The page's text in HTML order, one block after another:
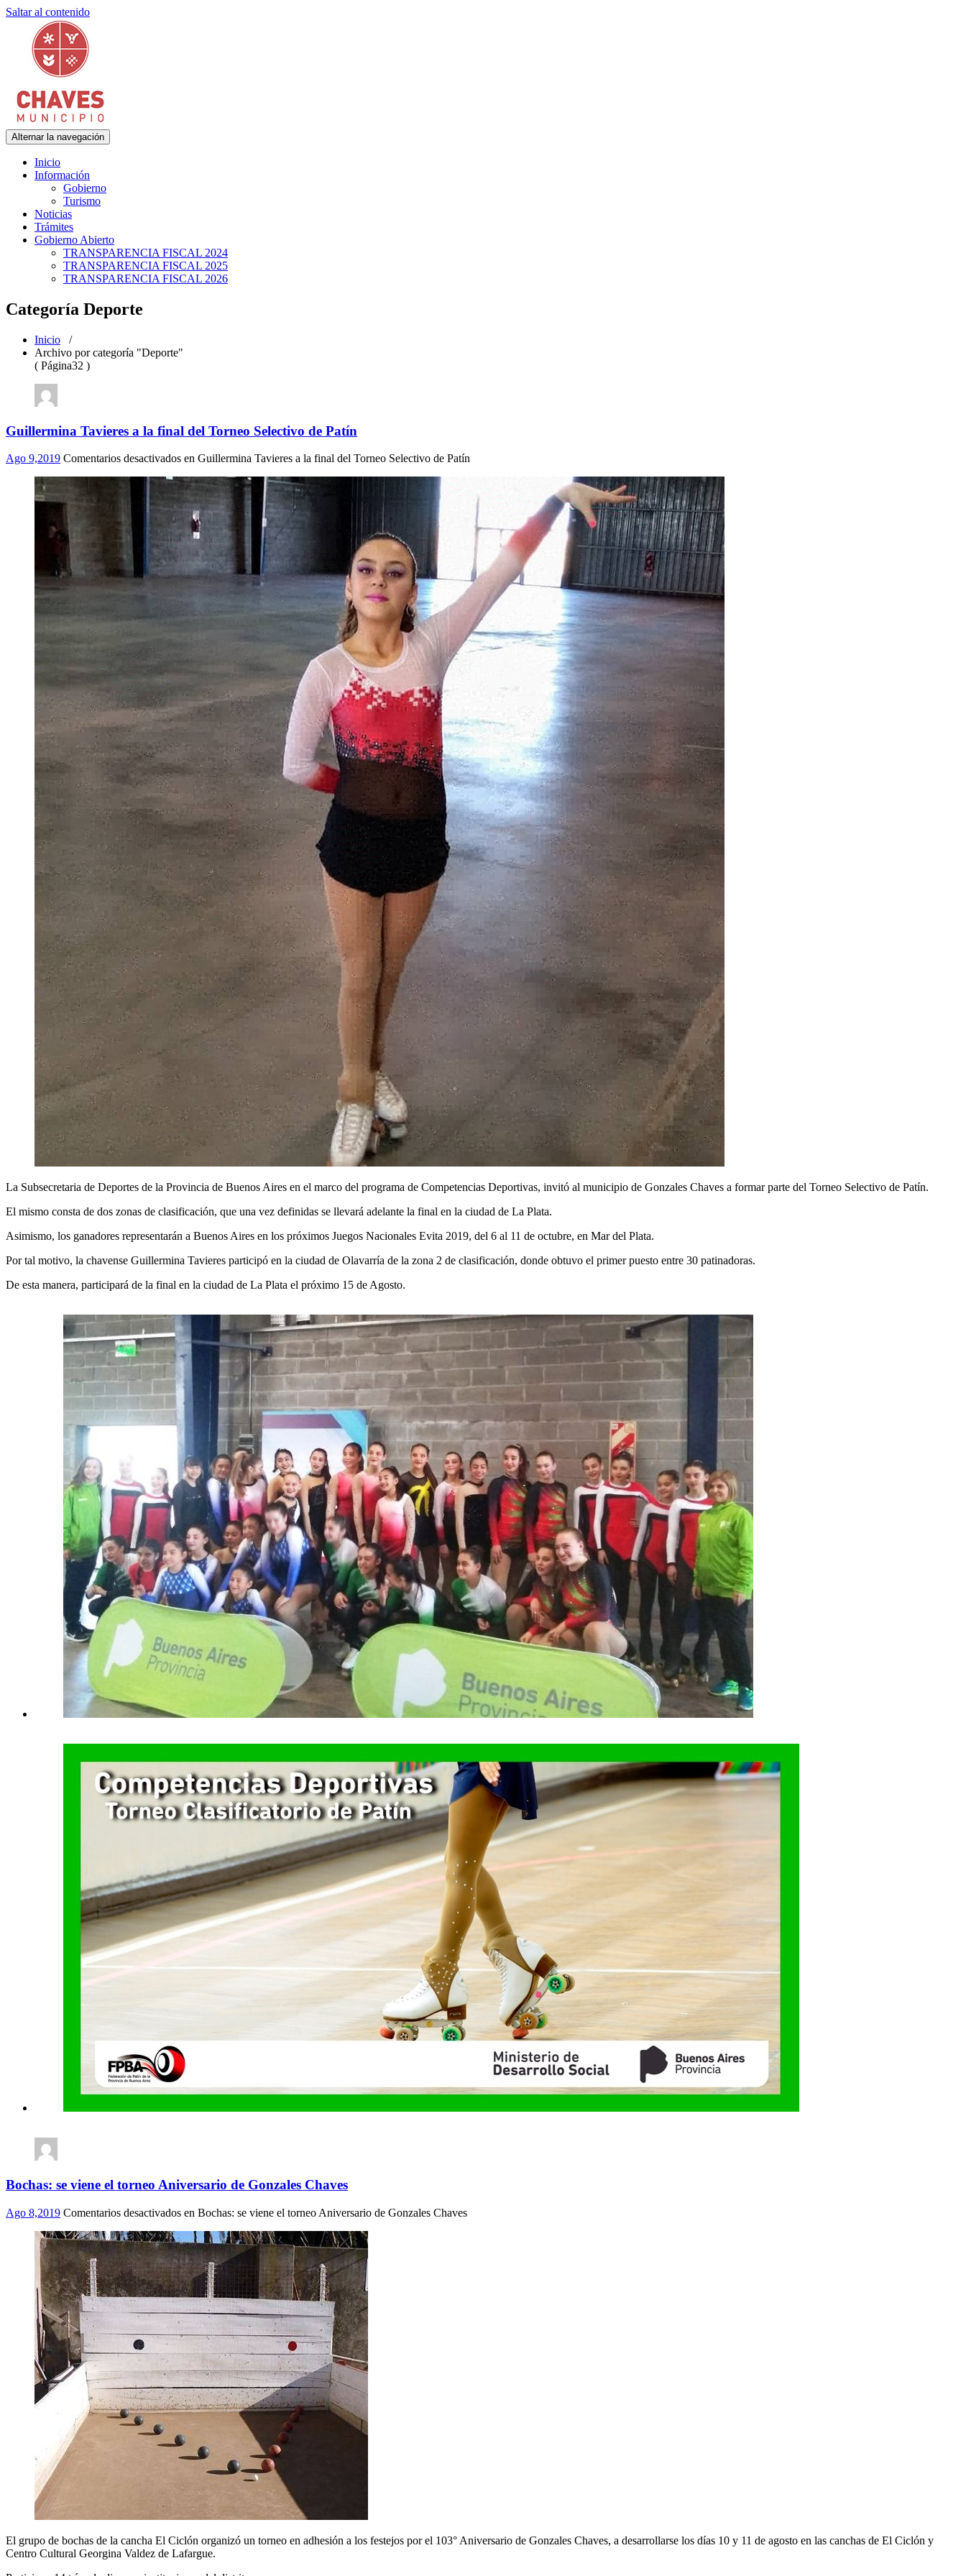
Saltar al contenido
Municipalidad de Adolfo Gonzales Chaves
Alternar la navegación
Inicio
Información
Gobierno
Turismo
Noticias
Trámites
Gobierno Abierto
TRANSPARENCIA FISCAL 2024
TRANSPARENCIA FISCAL 2025
TRANSPARENCIA FISCAL 2026
Categoría Deporte
Inicio /
Archivo por categoría "Deporte"
( Página32 )
Guillermina Tavieres a la final del Torneo Selectivo de Patín
Ago 9,2019 Comentarios desactivados en Guillermina Tavieres a la final del Torneo Selectivo de Patín
La Subsecretaria de Deportes de la Provincia de Buenos Aires en el marco del programa de Competencias Deportivas, invitó al municipio de Gonzales Chaves a formar parte del Torneo Selectivo de Patín.
El mismo consta de dos zonas de clasificación, que una vez definidas se llevará adelante la final en la ciudad de La Plata.
Asimismo, los ganadores representarán a Buenos Aires en los próximos Juegos Nacionales Evita 2019, del 6 al 11 de octubre, en Mar del Plata.
Por tal motivo, la chavense Guillermina Tavieres participó en la ciudad de Olavarría de la zona 2 de clasificación, donde obtuvo el primer puesto entre 30 patinadoras.
De esta manera, participará de la final en la ciudad de La Plata el próximo 15 de Agosto.
Bochas: se viene el torneo Aniversario de Gonzales Chaves
Ago 8,2019 Comentarios desactivados en Bochas: se viene el torneo Aniversario de Gonzales Chaves
El grupo de bochas de la cancha El Ciclón organizó un torneo en adhesión a los festejos por el 103° Aniversario de Gonzales Chaves, a desarrollarse los días 10 y 11 de agosto en las canchas de El Ciclón y
Centro Cultural Georgina Valdez de Lafargue.